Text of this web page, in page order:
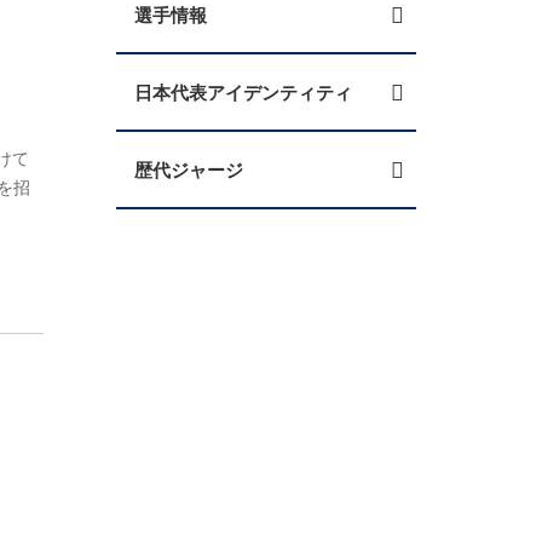
て
招
選手情報
日本代表アイデンティティ
歴代ジャージ